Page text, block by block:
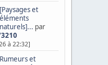
[Paysages et
éléments
naturels]... par
à 22:32]
Rumeurs et